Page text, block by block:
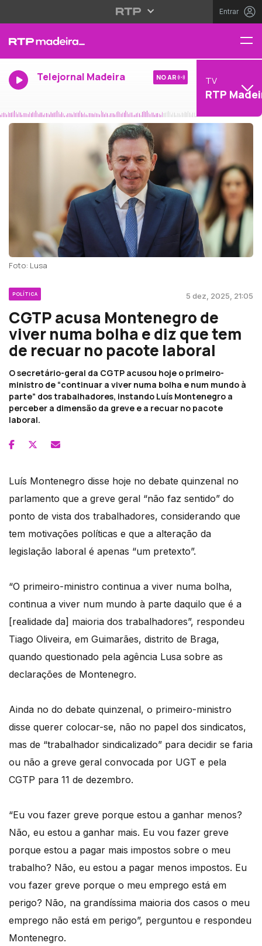
Entrar
Telejornal Madeira NO AR TV
RTP
Foto: Lusa
POLÍTICA 5 dez, 2025, 21:05
CGTP acusa Montenegro de
viver numa bolha e diz que tem
de recuar no pacote laboral
O secretário-geral da CGTP acusou hoje o primeiro-
ministro de “continuar a viver numa bolha e num mundo à
parte” dos trabalhadores, instando Luís Montenegro a
perceber a dimensão da greve e a recuar no pacote
laboral.
Luís Montenegro disse hoje no debate quinzenal no
parlamento que a greve geral “não faz sentido” do
ponto de vista dos trabalhadores, considerando que
tem motivações políticas e que a alteração da
legislação laboral é apenas “um pretexto”.
“O primeiro-ministro continua a viver numa bolha,
continua a viver num mundo à parte daquilo que é a
[realidade da] maioria dos trabalhadores”, respondeu
Tiago Oliveira, em Guimarães, distrito de Braga,
quando questionado pela agência Lusa sobre as
declarações de Montenegro.
Ainda no do debate quinzenal, o primeiro-ministro
disse querer colocar-se, não no papel dos sindicatos,
mas de “trabalhador sindicalizado” para decidir se faria
ou não a greve geral convocada por UGT e pela
CGTP para 11 de dezembro.
“Eu vou fazer greve porque estou a ganhar menos?
Não, eu estou a ganhar mais. Eu vou fazer greve
porque estou a pagar mais impostos sobre o meu
trabalho? Não, eu estou a pagar menos impostos. Eu
vou fazer greve porque o meu emprego está em
perigo? Não, na grandíssima maioria dos casos o meu
emprego não está em perigo”, perguntou e respondeu
Montenegro.